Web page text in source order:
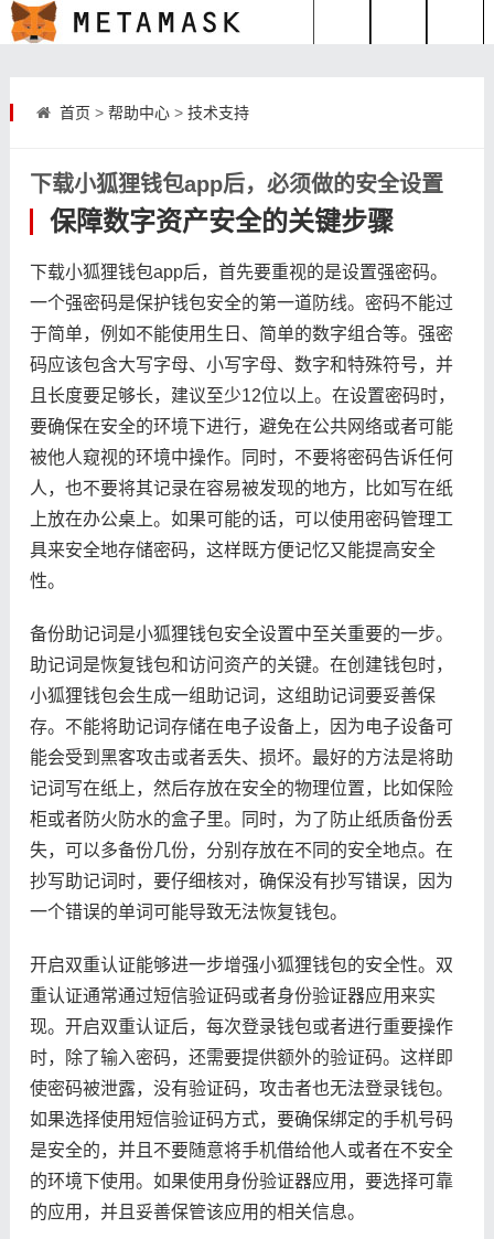
首页 > 帮助中心> 技术支持
下载小狐狸钱包app后，必须做的安全设置
保障数字资产安全的关键步骤
下载小狐狸钱包app后，首先要重视的是设置强密码。
一个强密码是保护钱包安全的第一道防线。密码不能过
于简单，例如不能使用生日、简单的数字组合等。强密
码应该包含大写字母、小写字母、数字和特殊符号，并
且长度要足够长，建议至少12位以上。在设置密码时，
要确保在安全的环境下进行，避免在公共网络或者可能
被他人窥视的环境中操作。同时，不要将密码告诉任何
人，也不要将其记录在容易被发现的地方，比如写在纸
上放在办公桌上。如果可能的话，可以使用密码管理工
具来安全地存储密码，这样既方便记忆又能提高安全
性。
备份助记词是小狐狸钱包安全设置中至关重要的一步。
助记词是恢复钱包和访问资产的关键。在创建钱包时，
小狐狸钱包会生成一组助记词，这组助记词要妥善保
存。不能将助记词存储在电子设备上，因为电子设备可
能会受到黑客攻击或者丢失、损坏。最好的方法是将助
记词写在纸上，然后存放在安全的物理位置，比如保险
柜或者防火防水的盒子里。同时，为了防止纸质备份丢
失，可以多备份几份，分别存放在不同的安全地点。在
抄写助记词时，要仔细核对，确保没有抄写错误，因为
一个错误的单词可能导致无法恢复钱包。
开启双重认证能够进一步增强小狐狸钱包的安全性。双
重认证通常通过短信验证码或者身份验证器应用来实
现。开启双重认证后，每次登录钱包或者进行重要操作
时，除了输入密码，还需要提供额外的验证码。这样即
使密码被泄露，没有验证码，攻击者也无法登录钱包。
如果选择使用短信验证码方式，要确保绑定的手机号码
是安全的，并且不要随意将手机借给他人或者在不安全
的环境下使用。如果使用身份验证器应用，要选择可靠
的应用，并且妥善保管该应用的相关信息。